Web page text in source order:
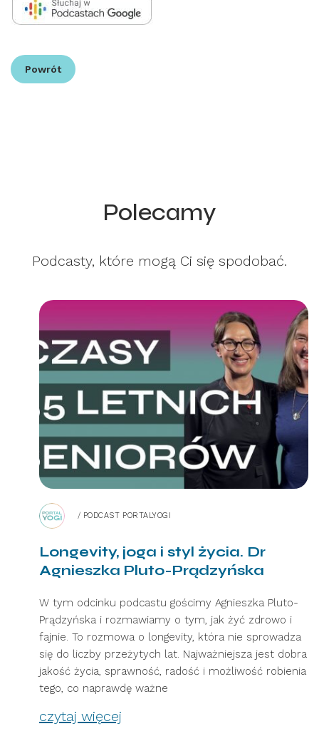
Powrót
Polecamy
Podcasty, które mogą Ci się spodobać.
/ PODCAST PORTALYOGI
Longevity, joga i styl życia. Dr
Agnieszka Pluto-Prądzyńska
W tym odcinku podcastu gościmy Agnieszka Pluto-
Prądzyńska i rozmawiamy o tym, jak żyć zdrowo i
fajnie. To rozmowa o longevity, która nie sprowadza
się do liczby przeżytych lat. Najważniejsza jest dobra
jakość życia, sprawność, radość i możliwość robienia
tego, co naprawdę ważne
czytaj więcej